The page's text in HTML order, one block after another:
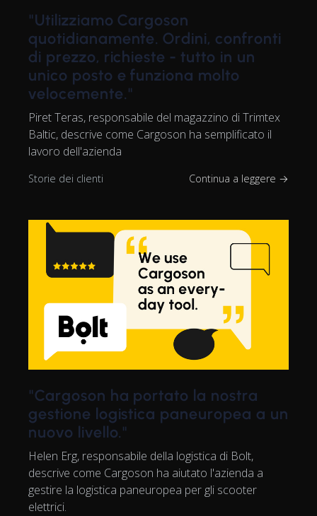
"Utilizziamo Cargoson
quotidianamente. Ordini, confronti
di prezzo, richieste - tutto in un
unico posto e funziona molto
velocemente."
Piret Teras, responsabile del magazzino di Trimtex
Baltic, descrive come Cargoson ha semplificato il
lavoro dell'azienda
Storie dei clienti Continua a leggere →
"Cargoson ha portato la nostra
gestione logistica paneuropea a un
nuovo livello."
Helen Erg, responsabile della logistica di Bolt,
descrive come Cargoson ha aiutato l'azienda a
gestire la logistica paneuropea per gli scooter
elettrici.